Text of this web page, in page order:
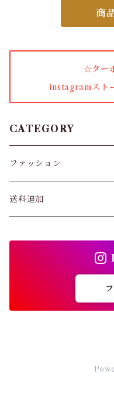
女性下着・靴下
着圧ソックス
ショーツ
ガードル・ウエストニッパー
商
☆クー
instagramスト
CATEGORY
ファッション
パンツ&スカート
送料追加